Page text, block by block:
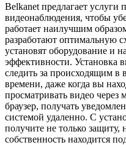
Belkanet предлагает услуги
видеонаблюдения, чтобы
работает наилучшим
разработают оптимальную
установят оборудование и
эффективности. Установка
следить за происходящим в
времени, даже когда вы
просматривать видео
браузер, получать
системой удаленно. С
получите не только защиту,
собственность находится